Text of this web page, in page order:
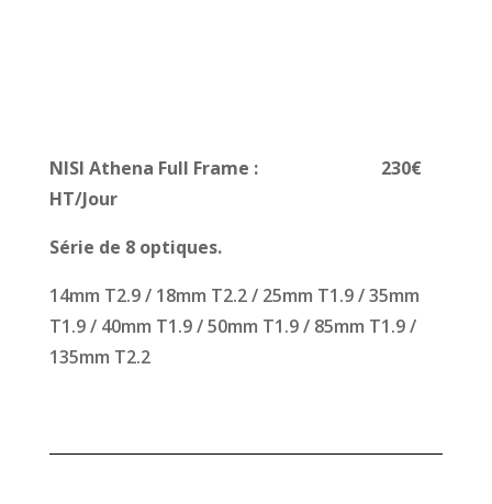
NISI Athena Full Frame : 230€
HT/Jour
Série de 8 optiques.
14mm T2.9 / 18mm T2.2 / 25mm T1.9 / 35mm
T1.9 / 40mm T1.9 / 50mm T1.9 / 85mm T1.9 /
135mm T2.2